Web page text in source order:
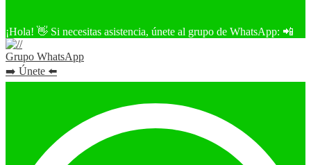
¡Hola! 👋 Si necesitas asistencia, únete al grupo de WhatsApp: 📲
Grupo WhatsApp
➡️ Únete ⬅️